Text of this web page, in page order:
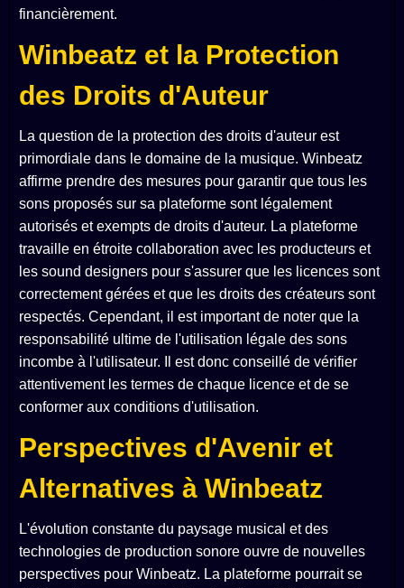
financièrement.
Winbeatz et la Protection
des Droits d'Auteur
La question de la protection des droits d'auteur est
primordiale dans le domaine de la musique. Winbeatz
affirme prendre des mesures pour garantir que tous les
sons proposés sur sa plateforme sont légalement
autorisés et exempts de droits d'auteur. La plateforme
travaille en étroite collaboration avec les producteurs et
les sound designers pour s'assurer que les licences sont
correctement gérées et que les droits des créateurs sont
respectés. Cependant, il est important de noter que la
responsabilité ultime de l'utilisation légale des sons
incombe à l'utilisateur. Il est donc conseillé de vérifier
attentivement les termes de chaque licence et de se
conformer aux conditions d'utilisation.
Perspectives d'Avenir et
Alternatives à Winbeatz
L'évolution constante du paysage musical et des
technologies de production sonore ouvre de nouvelles
perspectives pour Winbeatz. La plateforme pourrait se